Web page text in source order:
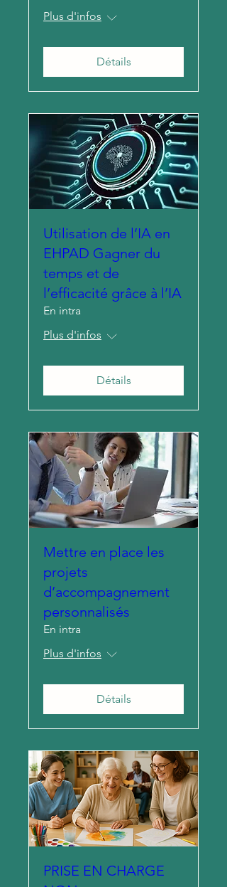
Plus d'infos
Détails
Utilisation de l’IA en
EHPAD Gagner du
temps et de
l’efficacité grâce à l’IA
En intra
Plus d'infos
Détails
Mettre en place les
projets
d’accompagnement
personnalisés
En intra
Plus d'infos
Détails
PRISE EN CHARGE